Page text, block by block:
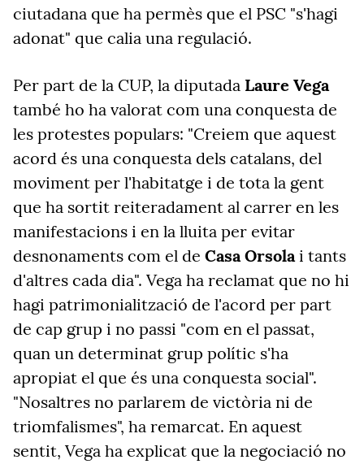
ciutadana que ha permès que el PSC "s'hagi
adonat" que calia una regulació.
Per part de la CUP, la diputada Laure Vega
també ho ha valorat com una conquesta de
les protestes populars: "Creiem que aquest
acord és una conquesta dels catalans, del
moviment per l'habitatge i de tota la gent
que ha sortit reiteradament al carrer en les
manifestacions i en la lluita per evitar
desnonaments com el de Casa Orsolai tants
d'altres cada dia". Vega ha reclamat que no hi
hagi patrimonialització de l'acord per part
de cap grup i no passi "com en el passat,
quan un determinat grup polític s'ha
apropiat el que és una conquesta social".
"Nosaltres no parlarem de victòria ni de
triomfalismes", ha remarcat. En aquest
sentit, Vega ha explicat que la negociació no